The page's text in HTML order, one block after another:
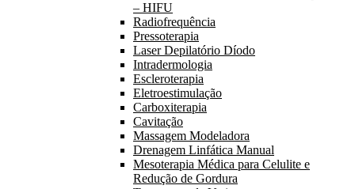
– HIFU
Radiofrequência
Pressoterapia
Laser Depilatório Díodo
Intradermologia
Escleroterapia
Eletroestimulação
Carboxiterapia
Cavitação
Massagem Modeladora
Drenagem Linfática Manual
Mesoterapia Médica para Celulite e
Redução de Gordura